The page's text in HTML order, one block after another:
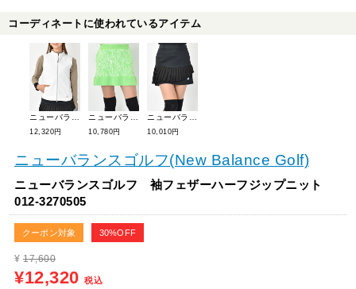
コーディネートに使われているアイテム
12,320円 10,780円 10,010円
ニューバランスゴルフ(New Balance Golf)
ニューバランスゴルフ 袖フェザーハーフジップニット
012-3270505
クーポン対象 30%OFF
¥ 17,600
¥12,320 税込